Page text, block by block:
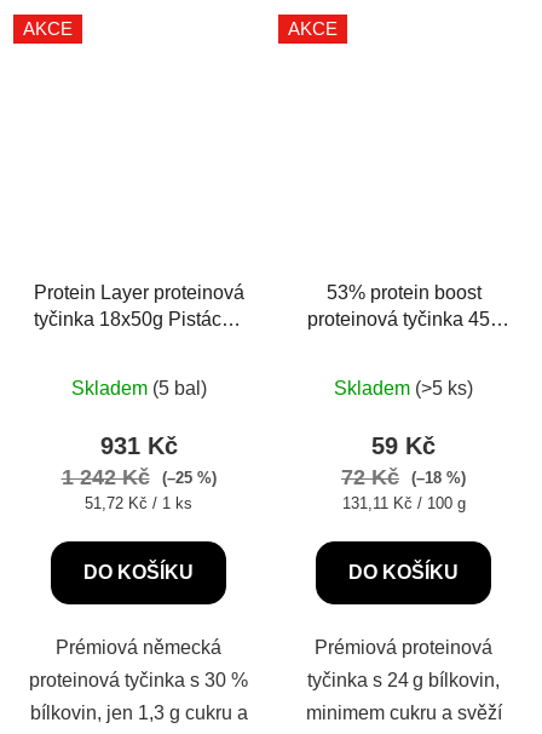
AKCE
Protein Layer proteinová
tyčinka 18x50g Pistácie-
Skladem (5 bal)
931 Kč
1 242 Kč
(–25 %)
Měrná
51,72 Kč / 1 ks
DO KOŠÍKU
Prémiová německá
proteinová tyčinka s 30 %
bílkovin, jen 1,3 g cukru a
AKCE
53% protein boost
proteinová tyčinka 45g
hodnocení
produktu
5,0
5
hvězdiček.
Skladem (>5 ks)
59 Kč
72 Kč
(–18 %)
Měrná
131,11 Kč / 100 g
DO KOŠÍKU
Prémiová proteinová
tyčinka s 24 g bílkovin,
minimem cukru a svěží